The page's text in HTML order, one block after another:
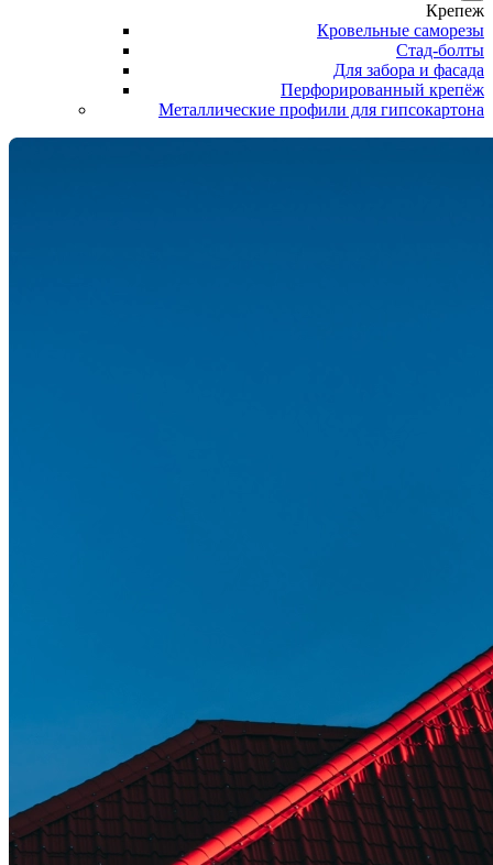
Крепеж
Кровельные саморезы
Стад-болты
Для забора и фасада
Перфорированный крепёж
Металлические профили для гипсокартона